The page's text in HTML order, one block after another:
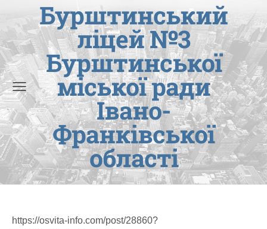
Бурштинський
ліцей №3
Бурштинської
міської ради
Івано-
Франківської
області
https://osvita-info.com/post/28860?